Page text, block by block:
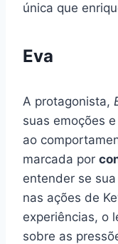
única que
Eva
A protagonista,
suas emoções
ao
marcada por
entender se
nas ações de
experiências, o
sobre as